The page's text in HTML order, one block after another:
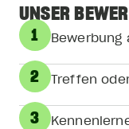
UNSER
1 Bewerbung
2 Treffen
3